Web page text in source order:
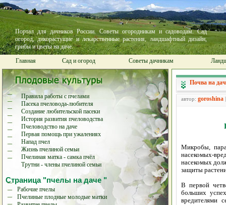
Портал для дачников России. Советы огородникам и садоводам. Сад
огород, дикорастущие и лекарственные растения, ландшафтный дизайн,
грибы и цветы на даче.
Главная
Сад и огород Советы дачникам
Правила работы с пчелами
Пасека пчеловода-любителя
Создание любительской пасеки
История развития пчеловодства
Пчеловодство на даче
Первая помощь при ужалениях
Напад пчел
Жизнь пчелиной семьи
Пчелиная матка - самка пчёл
Трутни - члены пчелиной семьи
Страница "пчелы на даче "
Рабочие пчелы
Пчелиные плодные молодые матки
Почва на
автор: goroshina
Микробы,
насекомых-
насекомых
защиты
В первой
больших
вредителями